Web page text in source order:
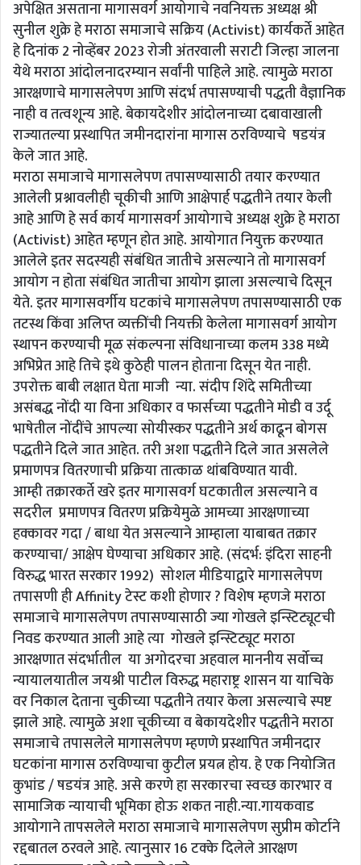
अपेक्षित असताना मागासवर्ग आयोगाचे नवनियक्त अध्यक्ष श्री
सुनील शुक्रे हे मराठा समाजाचे सक्रिय (Activist) कार्यकर्ते आहेत
हे दिनांक 2 नोव्हेंबर 2023 रोजी अंतरवाली सराटी जिल्हा जालना
येथे मराठा आंदोलनादरम्यान सर्वांनी पाहिले आहे. त्यामुळे मराठा
आरक्षणाचे मागासलेपण आणि संदर्भ तपासण्याची पद्धती वैज्ञानिक
नाही व तत्वशून्य आहे. बेकायदेशीर आंदोलनाच्या दबावाखाली
राज्यातल्या प्रस्थापित जमीनदारांना मागास ठरविण्याचे षडयंत्र
केले जात आहे.
मराठा समाजाचे मागासलेपण तपासण्यासाठी तयार करण्यात
आलेली प्रश्नावलीही चूकीची आणि आक्षेपार्ह पद्धतीने तयार केली
आहे आणि हे सर्व कार्य मागासवर्ग आयोगाचे अध्यक्ष शुक्रे हे मराठा
(Activist) आहेत म्हणून होत आहे. आयोगात नियुक्त करण्यात
आलेले इतर सदस्यही संबंधित जातीचे असल्याने तो मागासवर्ग
आयोग न होता संबंधित जातीचा आयोग झाला असल्याचे दिसून
येते. इतर मागासवर्गीय घटकांचे मागासलेपण तपासण्यासाठी एक
तटस्थ किंवा अलिप्त व्यक्तींची नियक्ती केलेला मागासवर्ग आयोग
स्थापन करण्याची मूळ संकल्पना संविधानाच्या कलम 338 मध्ये
अभिप्रेत आहे तिचे इथे कुठेही पालन होताना दिसून येत नाही.
उपरोक्त बाबी लक्षात घेता माजी न्या. संदीप शिंदे समितीच्या
असंबद्ध नोंदी या विना अधिकार व फार्सच्या पद्धतीने मोडी व उर्दू
भाषेतील नोंदींचे आपल्या सोयीस्कर पद्धतीने अर्थ काढून बोगस
पद्धतीने दिले जात आहेत. तरी अशा पद्धतीने दिले जात असलेले
प्रमाणपत्र वितरणाची प्रक्रिया तात्काळ थांबविण्यात यावी.
आम्ही तक्रारकर्ते खरे इतर मागासवर्ग घटकातील असल्याने व
सदरील प्रमाणपत्र वितरण प्रक्रियेमुळे आमच्या आरक्षणाच्या
हक्कावर गदा / बाधा येत असल्याने आम्हाला याबाबत तक्रार
करण्याचा/ आक्षेप घेण्याचा अधिकार आहे. (संदर्भ: इंदिरा साहनी
विरुद्ध भारत सरकार 1992) सोशल मीडियाद्वारे मागासलेपण
तपासणी ही Affinity टेस्ट कशी होणार ? विशेष म्हणजे मराठा
समाजाचे मागासलेपण तपासण्यासाठी ज्या गोखले इन्स्टिट्यूटची
निवड करण्यात आली आहे त्या गोखले इन्स्टिट्यूट मराठा
आरक्षणात संदर्भातील या अगोदरचा अहवाल माननीय सर्वोच्च
न्यायालयातील जयश्री पाटील विरुद्ध महाराष्ट्र शासन या याचिके
वर निकाल देताना चुकीच्या पद्धतीने तयार केला असल्याचे स्पष्ट
झाले आहे. त्यामुळे अशा चूकीच्या व बेकायदेशीर पद्धतीने मराठा
समाजाचे तपासलेले मागासलेपण म्हणणे प्रस्थापित जमीनदार
घटकांना मागास ठरविण्याचा कुटील प्रयत्न होय. हे एक नियोजित
कुभांड / षडयंत्र आहे. असे करणे हा सरकारचा स्वच्छ कारभार व
सामाजिक न्यायाची भूमिका होऊ शकत नाही.न्या.गायकवाड
आयोगाने तापसलेले मराठा समाजाचे मागासलेपण सुप्रीम कोर्टाने
रद्दबातल ठरवले आहे. त्यानुसार 16 टक्के दिलेले आरक्षण